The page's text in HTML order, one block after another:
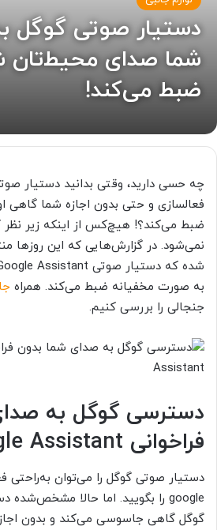
دستیار صوتی گوگل
شما صدای محیط‌تان
ضبط می‌کند!
چه حسی دارید، وقتی بدانید دستیار
فعالسازی و حتی بدون اجازه شما گاهی
ضبط می‌کند؟! هیچ‌کس از اینکه زیر
نمی‌شود. در گزارش‌هایی که این روز‌ها
شده که دستیار صوتی
به صورت مخفیانه ضبط می‌کند. همراه
جنجالی را بررسی کنیم.
دسترسی گوگل به
فراخوانی Google Assistant
google را بگویید. اما حالا مشخص‌شده
گوگل گاهی جاسوسی می‌کند و بدون